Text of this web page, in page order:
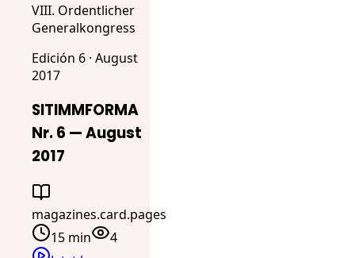
VIII. Ordentlicher
Generalkongress
Edición 6 · August
2017
SITIMMFORMA
Nr. 6 — August
2017
magazines.card.pages
15 min
4